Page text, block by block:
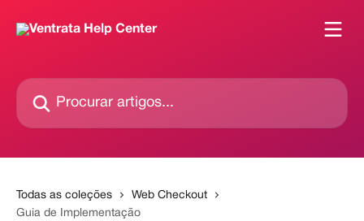
Procurar artigos...
Todas as coleções
Web Checkout
Guia de Implementação